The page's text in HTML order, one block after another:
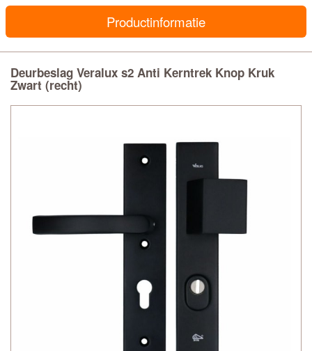
Productinformatie
Deurbeslag Veralux s2 Anti Kerntrek Knop Kruk
Zwart (recht)